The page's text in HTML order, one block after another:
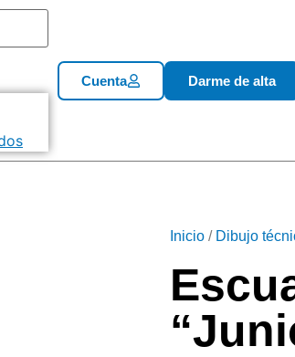
Cuenta Darme de alta
Inicio / Dibujo